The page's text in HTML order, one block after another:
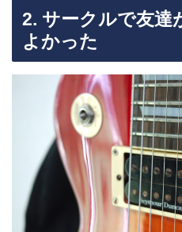
2. サークルで友達
よかった